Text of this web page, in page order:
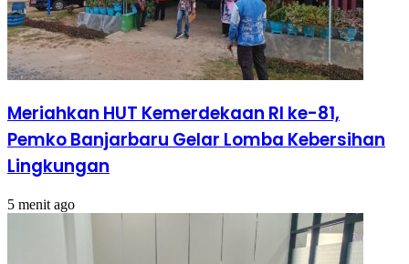
Meriahkan HUT Kemerdekaan RI ke-81,
Pemko Banjarbaru Gelar Lomba Kebersihan
Lingkungan
5 menit ago